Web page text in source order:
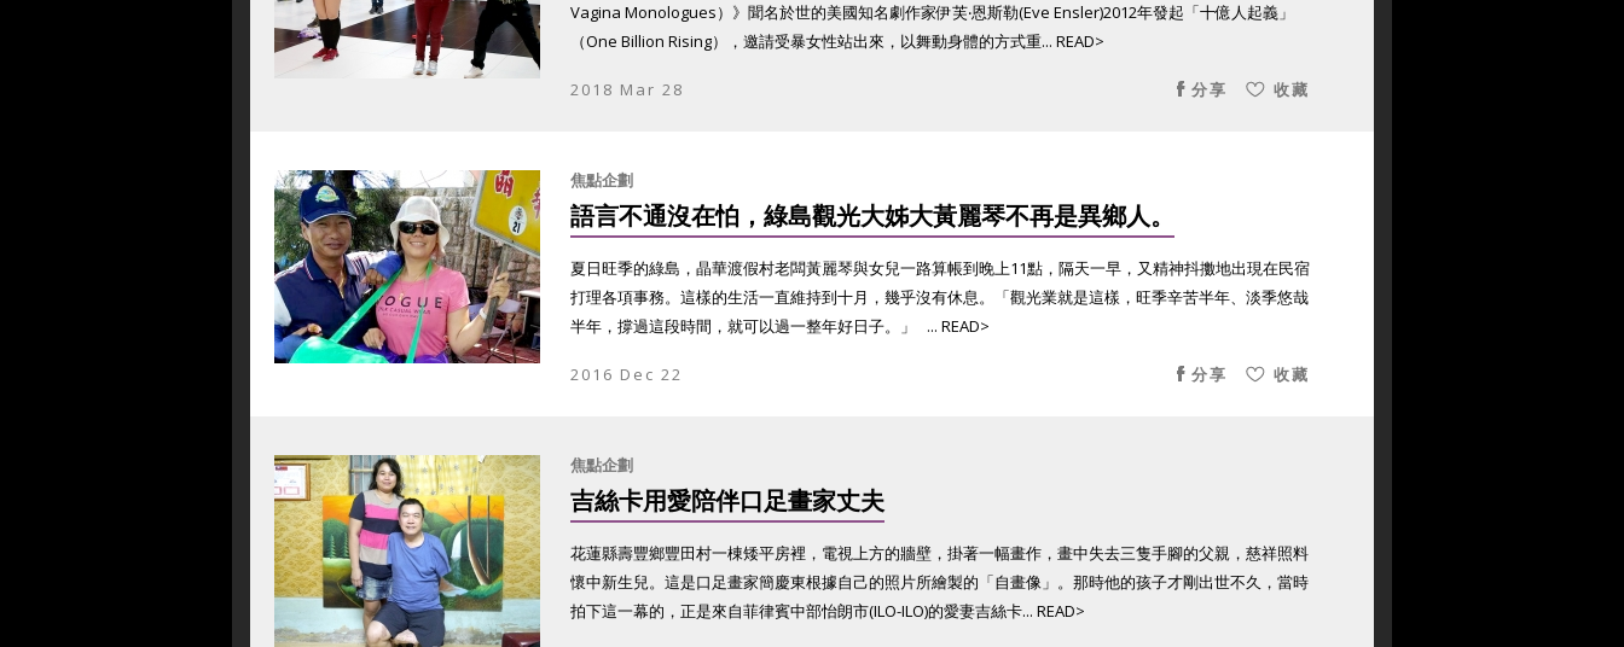
Vagina Monologues）》聞名於世的美國知名劇作家伊芙‧恩斯勒(Eve Ensler)2012年發起「十億人起義」
（One Billion Rising），邀請受暴女性站出來，以舞動身體的方式重... READ>
2018 Mar 28 收藏
分享
焦點企劃
語言不通沒在怕，綠島觀光大姊大黃麗琴不再是異鄉人。
夏日旺季的綠島，晶華渡假村老闆黃麗琴與女兒一路算帳到晚上11點，隔天一早，又精神抖擻地出現在民宿
打理各項事務。這樣的生活一直維持到十月，幾乎沒有休息。「觀光業就是這樣，旺季辛苦半年、淡季悠哉
半年，撐過這段時間，就可以過一整年好日子。」 ... READ>
2016 Dec 22 收藏
分享
焦點企劃
吉絲卡用愛陪伴口足畫家丈夫
花蓮縣壽豐鄉豐田村一棟矮平房裡，電視上方的牆壁，掛著一幅畫作，畫中失去三隻手腳的父親，慈祥照料
懷中新生兒。這是口足畫家簡慶東根據自己的照片所繪製的「自畫像」。那時他的孩子才剛出世不久，當時
拍下這一幕的，正是來自菲律賓中部怡朗市(ILO-ILO)的愛妻吉絲卡... READ>